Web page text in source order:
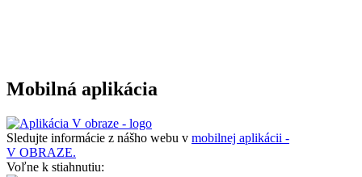
Mobilná aplikácia
Sledujte informácie z nášho webu v mobilnej aplikácii -
V OBRAZE.
Voľne k stiahnutiu: